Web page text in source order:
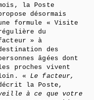
la Poste
désormais
formule « Visite
du
» à
des
âgées dont
proches vivent
« Le facteur,
la Poste,
à ce que votre